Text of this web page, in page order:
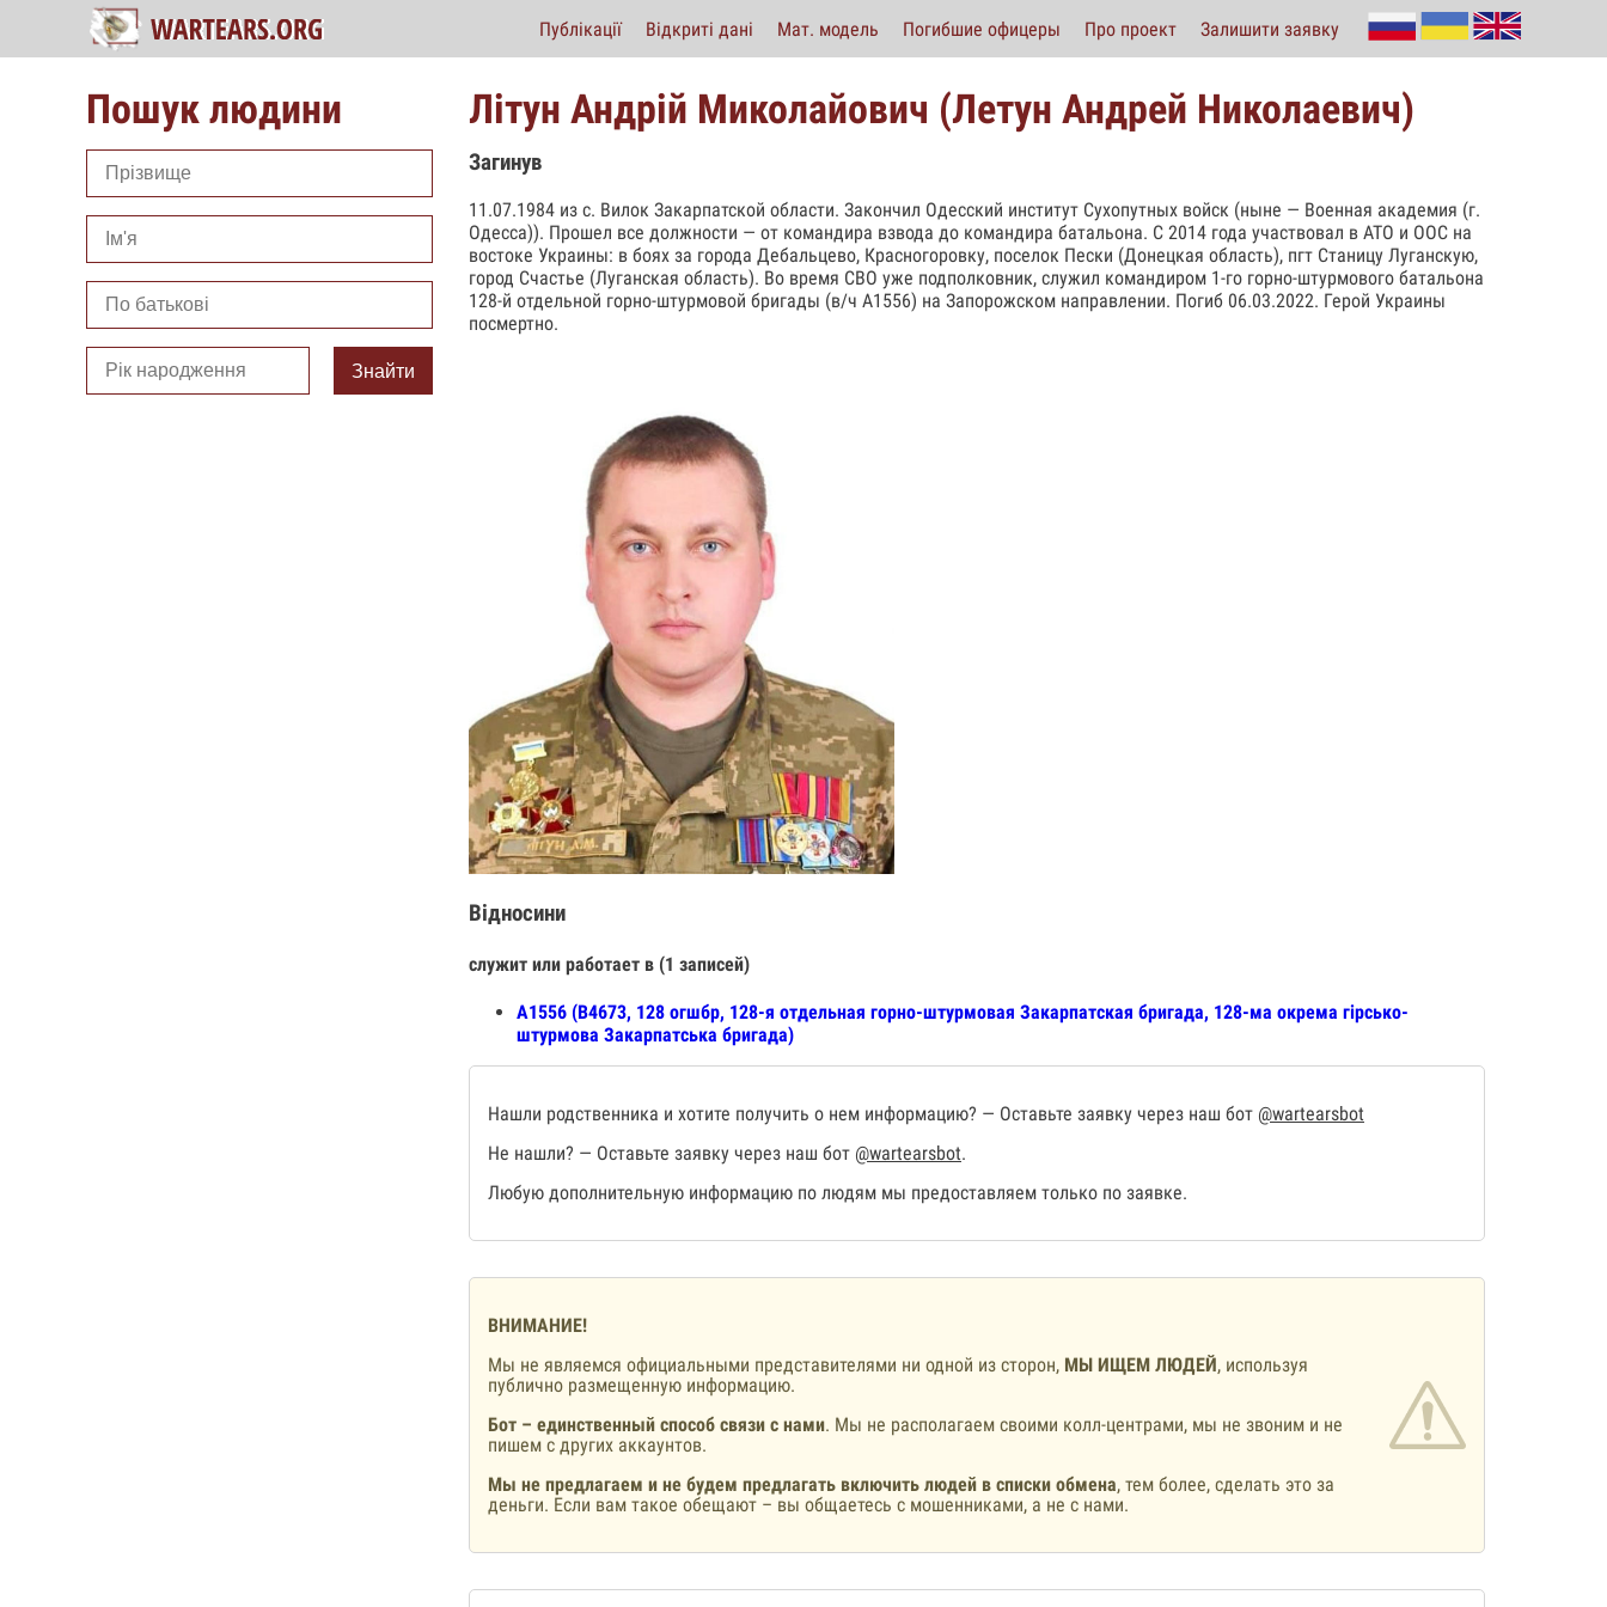
Публікації Відкриті дані Мат. модель Погибшие офицеры Про проект Залишити заявку
Пошук людини
Знайти
Літун Андрій Миколайович (Летун Андрей Николаевич)
Загинув
11.07.1984 из с. Вилок Закарпатской области. Закончил Одесский институт Сухопутных войск (ныне — Военная академия (г.
Одесса)). Прошел все должности — от командира взвода до командира батальона. С 2014 года участвовал в АТО и ООС на
востоке Украины: в боях за города Дебальцево, Красногоровку, поселок Пески (Донецкая область), пгт Станицу Луганскую,
город Счастье (Луганская область). Во время СВО уже подполковник, служил командиром 1-го горно-штурмового батальона
128-й отдельной горно-штурмовой бригады (в/ч А1556) на Запорожском направлении. Погиб 06.03.2022. Герой Украины
посмертно.
Відносини
служит или работает в (1 записей)
А1556 (В4673, 128 огшбр, 128-я отдельная горно-штурмовая Закарпатская бригада, 128-ма окрема гірсько-
штурмова Закарпатська бригада)
Нашли родственника и хотите получить о нем информацию? — Оставьте заявку через наш бот @wartearsbot
Не нашли? — Оставьте заявку через наш бот @wartearsbot.
Любую дополнительную информацию по людям мы предоставляем только по заявке.
ВНИМАНИЕ!
Мы не являемся официальными представителями ни одной из сторон, МЫ ИЩЕМ ЛЮДЕЙ, используя
публично размещенную информацию.
Бот – единственный способ связи с нами. Мы не располагаем своими колл-центрами, мы не звоним и не
пишем с других аккаунтов.
Мы не предлагаем и не будем предлагать включить людей в списки обмена, тем более, сделать это за
деньги. Если вам такое обещают – вы общаетесь с мошенниками, а не с нами.